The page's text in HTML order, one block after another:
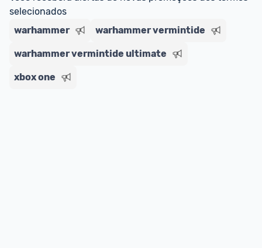
selecionados
warhammer
warhammer vermintide
warhammer vermintide ultimate
xbox one